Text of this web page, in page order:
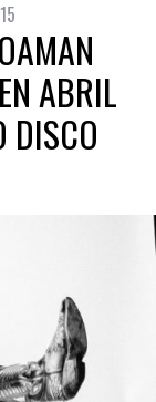
ABRIL
DISCO